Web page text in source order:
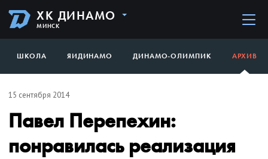
ХК ДИНАМО
МИНСК
ШКОЛА ЯИДИНАМО ДИНАМО-ОЛИМПИК АРХИВ
15 сентября 2014
Павел Перепехин:
понравилась реализация